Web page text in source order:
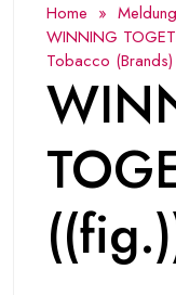
Home »
WINNING
Tobacco (Brands)